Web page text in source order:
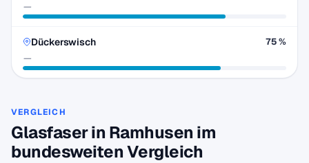
—
Dückerswisch
—
75 %
VERGLEICH
Glasfaser in Ramhusen im
bundesweiten Vergleich